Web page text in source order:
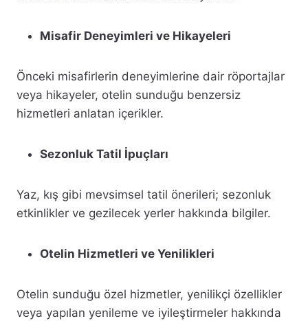
Misafir Deneyimleri ve Hikayeleri
Önceki misafirlerin deneyimlerine dair röportajlar
veya hikayeler, otelin sunduğu benzersiz
hizmetleri anlatan içerikler.
Sezonluk Tatil İpuçları
Yaz, kış gibi mevsimsel tatil önerileri; sezonluk
etkinlikler ve gezilecek yerler hakkında bilgiler.
Otelin Hizmetleri ve Yenilikleri
Otelin sunduğu özel hizmetler, yenilikçi özellikler
veya yapılan yenileme ve iyileştirmeler hakkında